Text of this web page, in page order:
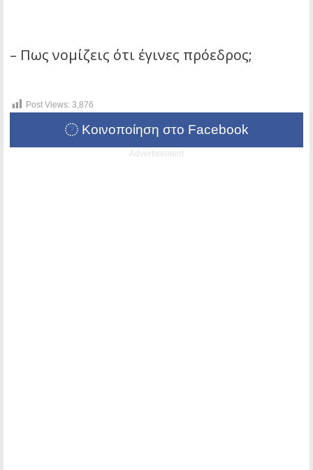
– Πως νομίζεις ότι έγινες πρόεδρος;
Post Views: 3,876
Κοινοποίηση στο Facebook
Advertisement